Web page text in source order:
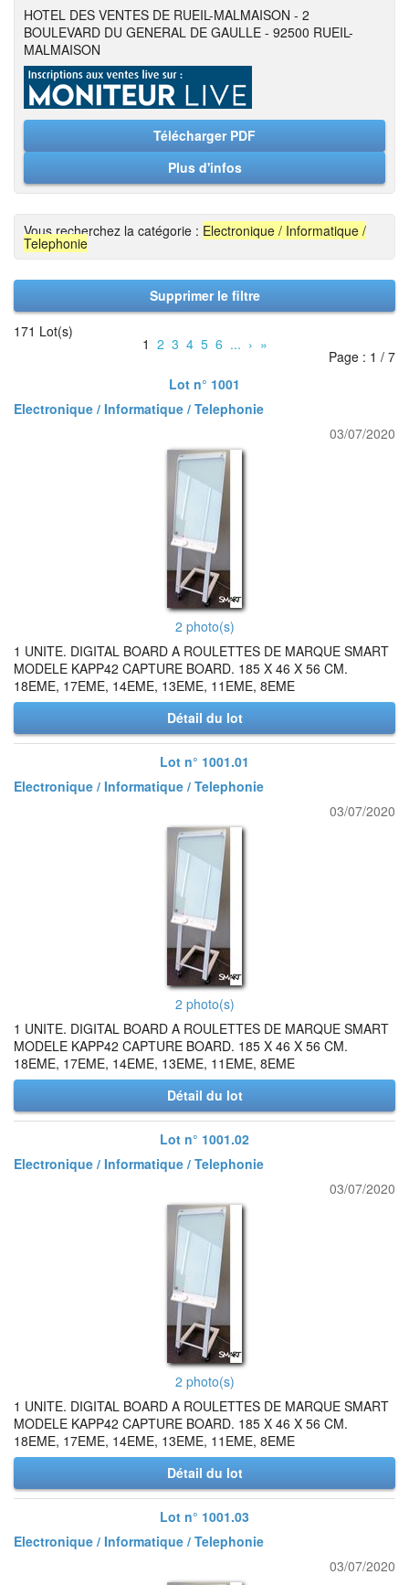
HOTEL DES VENTES DE RUEIL-MALMAISON - 2
BOULEVARD DU GENERAL DE GAULLE - 92500 RUEIL-
MALMAISON
Télécharger PDF
Plus d'infos
Vous recherchez la catégorie : Electronique / Informatique /
Telephonie
Supprimer le filtre
171 Lot(s)
1 2 3 4 5 6 ... › »
Page : 1 / 7
Lot n° 1001
Electronique / Informatique / Telephonie
03/07/2020
2 photo(s)
1 UNITE. DIGITAL BOARD A ROULETTES DE MARQUE SMART
MODELE KAPP42 CAPTURE BOARD. 185 X 46 X 56 CM.
18EME, 17EME, 14EME, 13EME, 11EME, 8EME
Détail du lot
Lot n° 1001.01
Electronique / Informatique / Telephonie
03/07/2020
2 photo(s)
1 UNITE. DIGITAL BOARD A ROULETTES DE MARQUE SMART
MODELE KAPP42 CAPTURE BOARD. 185 X 46 X 56 CM.
18EME, 17EME, 14EME, 13EME, 11EME, 8EME
Détail du lot
Lot n° 1001.02
Electronique / Informatique / Telephonie
03/07/2020
2 photo(s)
1 UNITE. DIGITAL BOARD A ROULETTES DE MARQUE SMART
MODELE KAPP42 CAPTURE BOARD. 185 X 46 X 56 CM.
18EME, 17EME, 14EME, 13EME, 11EME, 8EME
Détail du lot
Lot n° 1001.03
Electronique / Informatique / Telephonie
03/07/2020